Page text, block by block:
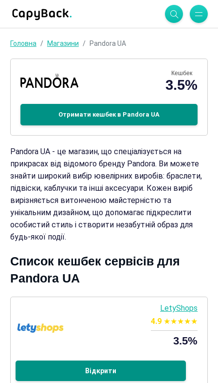
Головна Магазини Pandora UA
Кешбек
3.5%
Отримати кешбек в Pandora UA
Pandora UA - це магазин, що спеціалізується на
прикрасах від відомого бренду Pandora. Ви можете
знайти широкий вибір ювелірних виробів: браслети,
підвіски, каблучки та інші аксесуари. Кожен виріб
вирізняється витонченою майстерністю та
унікальним дизайном, що допомагає підкреслити
особистий стиль і створити незабутній образ для
будь-якої події.
Список кешбек сервісів для
Pandora UA
LetyShops
4.9
3.5%
Відкрити